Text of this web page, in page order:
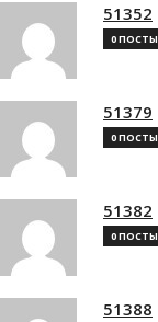
51352
0 ПОСТЫ
51379
0 ПОСТЫ
51382
0 ПОСТЫ
51388